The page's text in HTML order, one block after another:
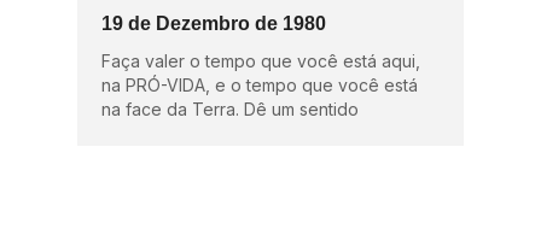
19 de Dezembro de 1980
Faça valer o tempo que você está aqui,
na PRÓ-VIDA, e o tempo que você está
na face da Terra. Dê um sentido